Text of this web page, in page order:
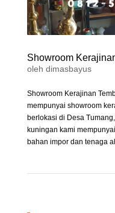
Showroom
oleh dimasbayus
Showroom Kerajinan
mempunyai showroom
berlokasi di Desa
kuningan kami
bahan impor dan tenaga